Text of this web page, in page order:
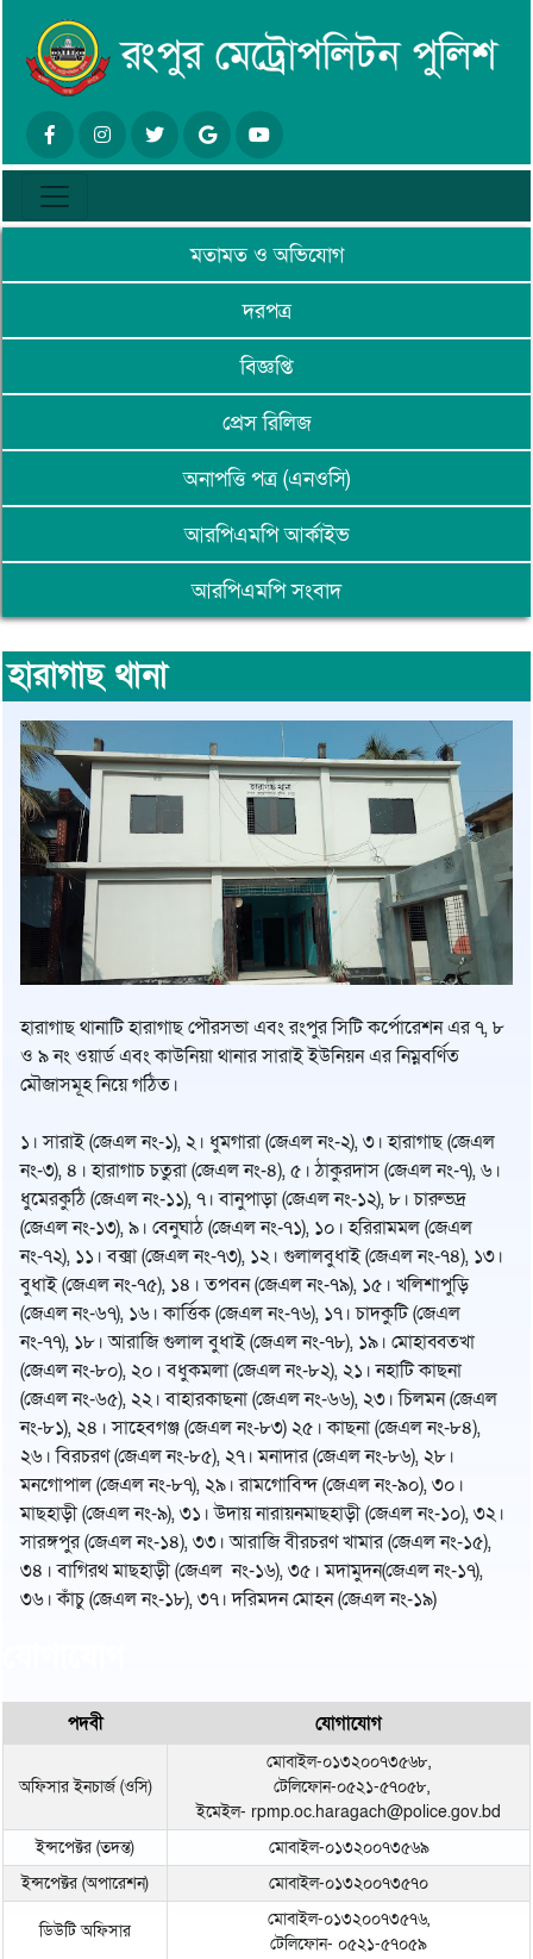
মতামত ও অভিযোগ
দরপত্র
বিজ্ঞপ্তি
প্রেস রিলিজ
অনাপত্তি পত্র (এনওসি)
আরপিএমপি আর্কাইভ
আরপিএমপি সংবাদ
হারাগাছ থানা
হারাগাছ থানাটি হারাগাছ পৌরসভা এবং রংপুর সিটি কর্পোরেশন এর ৭, ৮
ও ৯ নং ওয়ার্ড এবং কাউনিয়া থানার সারাই ইউনিয়ন এর নিম্নবর্ণিত
মৌজাসমূহ নিয়ে গঠিত।
১। সারাই (জেএল নং-১), ২। ধুমগারা (জেএল নং-২), ৩। হারাগাছ (জেএল
নং-৩), ৪। হারাগাচ চতুরা (জেএল নং-৪), ৫। ঠাকুরদাস (জেএল নং-৭), ৬।
ধুমেরকুঠি (জেএল নং-১১), ৭। বানুপাড়া (জেএল নং-১২), ৮। চারুভদ্র
(জেএল নং-১৩), ৯। বেনুঘাঠ (জেএল নং-৭১), ১০। হরিরামমল (জেএল
নং-৭২), ১১। বক্সা (জেএল নং-৭৩), ১২। গুলালবুধাই (জেএল নং-৭৪), ১৩।
বুধাই (জেএল নং-৭৫), ১৪। তপবন (জেএল নং-৭৯), ১৫। খলিশাপুড়ি
(জেএল নং-৬৭), ১৬। কার্ত্তিক (জেএল নং-৭৬), ১৭। চাদকুটি (জেএল
নং-৭৭), ১৮। আরাজি গুলাল বুধাই (জেএল নং-৭৮), ১৯। মোহাব্বতখা
(জেএল নং-৮০), ২০। বধুকমলা (জেএল নং-৮২), ২১। নহাটি কাছনা
(জেএল নং-৬৫), ২২। বাহারকাছনা (জেএল নং-৬৬), ২৩। চিলমন (জেএল
নং-৮১), ২৪। সাহেবগঞ্জ (জেএল নং-৮৩) ২৫। কাছনা (জেএল নং-৮৪),
২৬। বিরচরণ (জেএল নং-৮৫), ২৭। মনাদার (জেএল নং-৮৬), ২৮।
মনগোপাল (জেএল নং-৮৭), ২৯। রামগোবিন্দ (জেএল নং-৯০), ৩০।
মাছহাড়ী (জেএল নং-৯), ৩১। উদায় নারায়নমাছহাড়ী (জেএল নং-১০), ৩২।
সারঙ্গপুর (জেএল নং-১৪), ৩৩। আরাজি বীরচরণ খামার (জেএল নং-১৫),
৩৪। বাগিরথ মাছহাড়ী (জেএল নং-১৬), ৩৫। মদামুদন(জেএল নং-১৭),
৩৬। কাঁচু (জেএল নং-১৮), ৩৭। দরিমদন মোহন (জেএল নং-১৯)
পদবী যোগাযোগ
অফিসার ইনচার্জ (ওসি)
মোবাইল-০১৩২০০৭৩৫৬৮,
টেলিফোন-০৫২১-৫৭০৫৮,
ইমেইল- rpmp.oc.haragach@police.gov.bd
ইন্সপেক্টর (তদন্ত)
মোবাইল-০১৩২০০৭৩৫৬৯
ইন্সপেক্টর (অপারেশন)
মোবাইল-০১৩২০০৭৩৫৭০
ডিউটি অফিসার
মোবাইল-০১৩২০০৭৩৫৭৬,
টেলিফোন- ০৫২১-৫৭০৫৯